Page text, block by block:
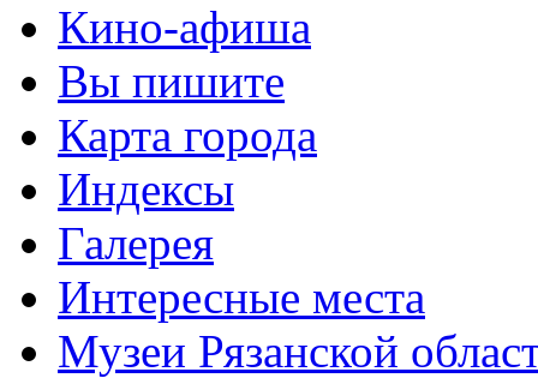
Кино-афиша
Вы пишите
Карта города
Индексы
Галерея
Интересные места
Музеи Рязанской